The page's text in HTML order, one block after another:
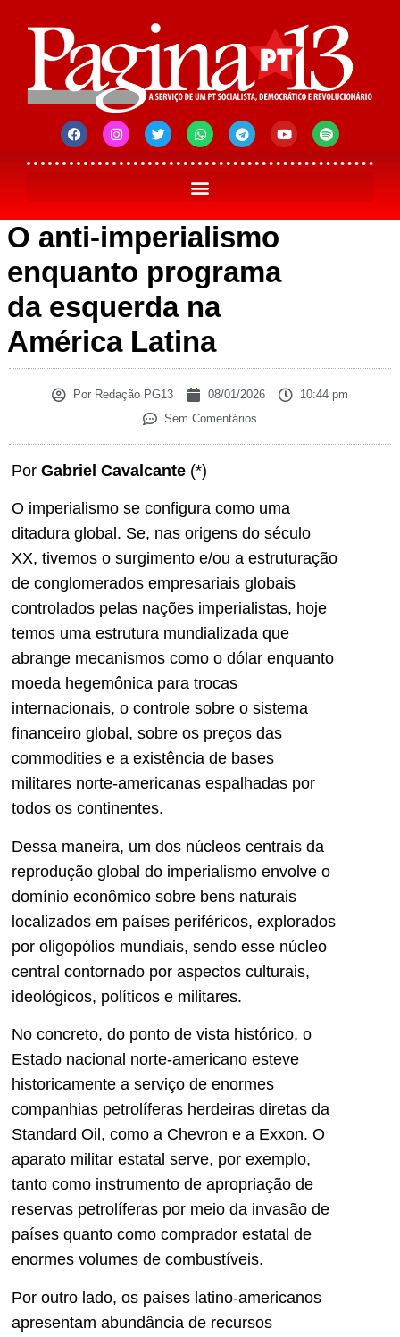
O anti-imperialismo
enquanto programa
da esquerda na
América Latina
Por Redação PG13 08/01/2026
10:44 pm
Sem Comentários
Por Gabriel Cavalcante (*)
O imperialismo se configura como uma
ditadura global. Se, nas origens do século
XX, tivemos o surgimento e/ou a estruturação
de conglomerados empresariais globais
controlados pelas nações imperialistas, hoje
temos uma estrutura mundializada que
abrange mecanismos como o dólar enquanto
moeda hegemônica para trocas
internacionais, o controle sobre o sistema
financeiro global, sobre os preços das
commodities e a existência de bases
militares norte-americanas espalhadas por
todos os continentes.
Dessa maneira, um dos núcleos centrais da
reprodução global do imperialismo envolve o
domínio econômico sobre bens naturais
localizados em países periféricos, explorados
por oligopólios mundiais, sendo esse núcleo
central contornado por aspectos culturais,
ideológicos, políticos e militares.
No concreto, do ponto de vista histórico, o
Estado nacional norte-americano esteve
historicamente a serviço de enormes
companhias petrolíferas herdeiras diretas da
Standard Oil, como a Chevron e a Exxon. O
aparato militar estatal serve, por exemplo,
tanto como instrumento de apropriação de
reservas petrolíferas por meio da invasão de
países quanto como comprador estatal de
enormes volumes de combustíveis.
Por outro lado, os países latino-americanos
apresentam abundância de recursos